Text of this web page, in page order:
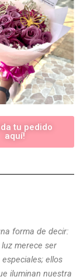
tu pedido
aquí!
forma de decir:
merece ser
ellos
iluminan nuestra